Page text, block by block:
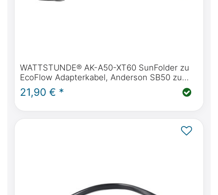
WATTSTUNDE® AK-A50-XT60 SunFolder zu
EcoFlow Adapterkabel, Anderson SB50 zu
XT60 Stecker
21,90 € *